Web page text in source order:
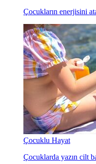
Çocukların enerjisini
Çocuklu Hayat
Çocuklarda yazın cilt